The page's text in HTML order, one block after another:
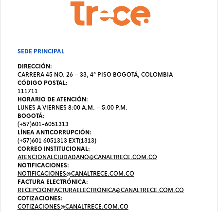
SEDE PRINCIPAL
DIRECCIÓN:
CARRERA 45 NO. 26 – 33, 4º PISO BOGOTÁ, COLOMBIA
CÓDIGO POSTAL:
111711
HORARIO DE ATENCIÓN:
LUNES A VIERNES 8:00 A.M. – 5:00 P.M.
BOGOTÁ:
(+57)601-6051313
LÍNEA ANTICORRUPCIÓN:
(+57)601 6051313 EXT(1313)
CORREO INSTITUCIONAL:
ATENCIONALCIUDADANO@CANALTRECE.COM.CO
NOTIFICACIONES:
NOTIFICACIONES@CANALTRECE.COM.CO
FACTURA ELECTRÓNICA:
RECEPCIONFACTURAELECTRONICA@CANALTRECE.COM.CO
COTIZACIONES:
COTIZACIONES@CANALTRECE.COM.CO